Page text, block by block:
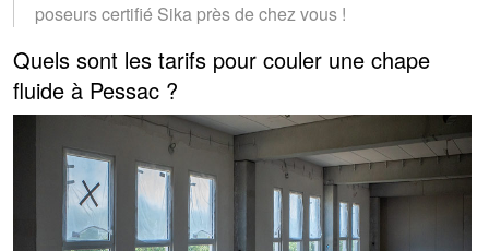
poseurs certifié Sika près de chez vous !
Quels sont les tarifs pour couler une chape
fluide à Pessac ?